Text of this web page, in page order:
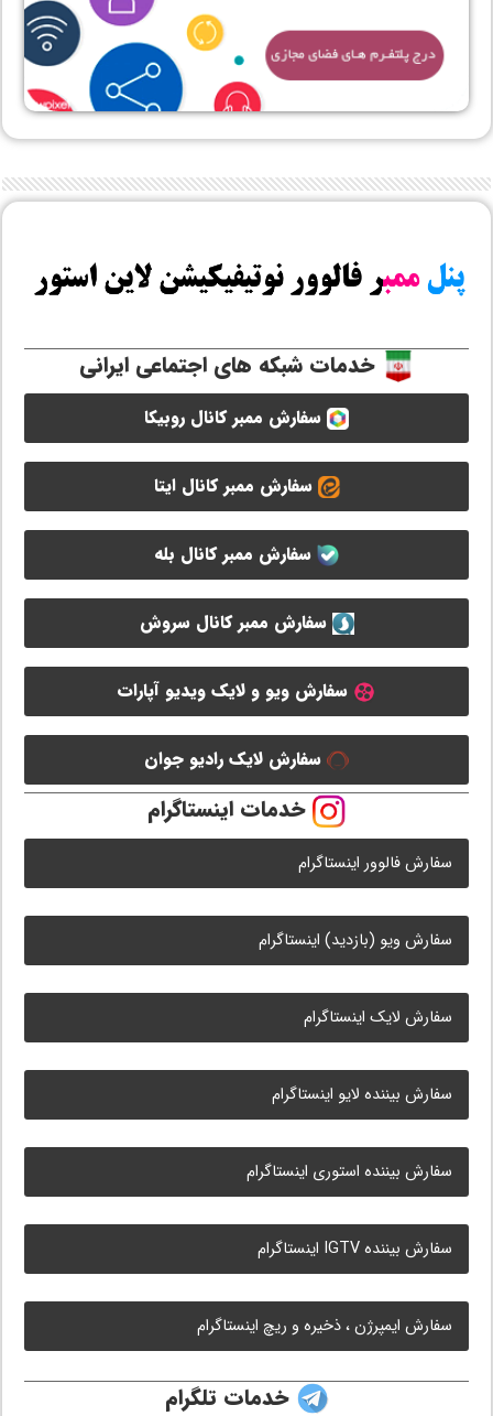
خدمات شبکه های اجتماعی ایرانی
سفارش ممبر کانال روبیکا
سفارش ممبر کانال ایتا
سفارش ممبر کانال بله
سفارش ممبر کانال سروش
سفارش ویو و لایک ویدیو آپارات
سفارش لایک رادیو جوان
خدمات اینستاگرام
سفارش فالوور اینستاگرام
سفارش ویو (بازدید) اینستاگرام
سفارش لایک اینستاگرام
سفارش بیننده لایو اینستاگرام
سفارش بیننده استوری اینستاگرام
سفارش بیننده IGTV اینستاگرام
سفارش ایمپرژن ، ذخیره و ریچ اینستاگرام
خدمات تلگرام